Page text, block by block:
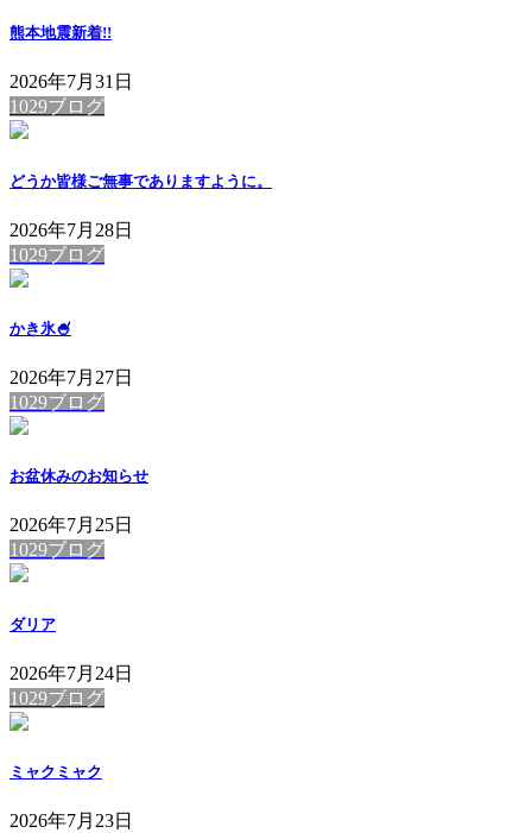
熊本地震新着!!
2026年7月31日
1029ブログ
どうか皆様ご無事でありますように。
2026年7月28日
1029ブログ
かき氷🍧
2026年7月27日
1029ブログ
お盆休みのお知らせ
2026年7月25日
1029ブログ
ダリア
2026年7月24日
1029ブログ
ミャクミャク
2026年7月23日